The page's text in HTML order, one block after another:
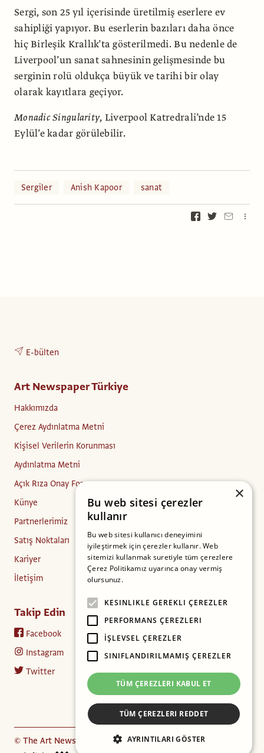
Sergi, son 25 yıl içerisinde üretilmiş eserlere ev
sahipliği yapıyor. Bu eserlerin bazıları daha önce
hiç Birleşik Krallık’ta gösterilmedi. Bu nedenle de
Liverpool’un sanat sahnesinin gelişmesinde bu
serginin rolü oldukça büyük ve tarihi bir olay
olarak kayıtlara geçiyor.
MonadicSingularity, Liverpool Katredrali’nde 15
Eylül’e kadar görülebilir.
Sergiler Anish Kapoor sanat
E-bülten
Art Newspaper Türkiye
Hakkımızda
Çerez Aydınlatma Metni
Kişisel Verilerin Korunması
Aydınlatma Metni
Açık Rıza Onay Formu
Künye
Partnerlerimiz
Satış Noktaları
Kariyer
İletişim
Takip Edin
Facebook
Instagram
Twitter
© The Art Newspaper
×
Bu web sitesi çerezler
kullanır
Bu web sitesi kullanıcı deneyimini
iyileştirmek için çerezler kullanır. Web
sitemizi kullanmak suretiyle tüm çerezlere
Çerez Politikamız uyarınca onay vermiş
olursunuz.
KESINLIKLE GEREKLI ÇEREZLER
PERFORMANS ÇEREZLERI
İŞLEVSEL ÇEREZLER
SINIFLANDIRILMAMIŞ ÇEREZLER
TÜM ÇEREZLERI KABUL ET
TÜM ÇEREZLERI REDDET
AYRINTILARI GÖSTER